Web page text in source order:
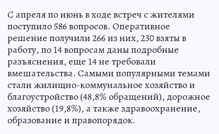
С апреля по июнь в ходе встреч с жителями
поступило 586 вопросов. Оперативное
решение получили 266 из них, 230 взяты в
работу, по 14 вопросам даны подробные
разъяснения, еще 14 не требовали
вмешательства. Самыми популярными темами
стали жилищно-коммунальное хозяйство и
благоустройство (48,8% обращений), дорожное
хозяйство (19,8%), а также здравоохранение,
образование и правопорядок.